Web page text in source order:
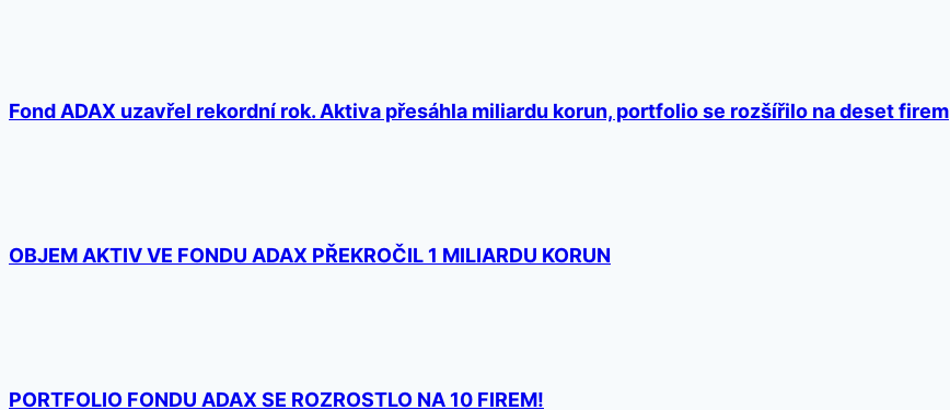
Fond ADAX uzavřel rekordní rok. Aktiva přesáhla miliardu korun, portfolio se rozšířilo na deset firem
OBJEM AKTIV VE FONDU ADAX PŘEKROČIL 1 MILIARDU KORUN
PORTFOLIO FONDU ADAX SE ROZROSTLO NA 10 FIREM!